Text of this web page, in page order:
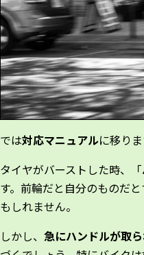
では対応マニュアルに移りま
タイヤがバーストした時、「
す。前輪だと自分のものだ
もしれません。
しかし、 急にハンドルが取